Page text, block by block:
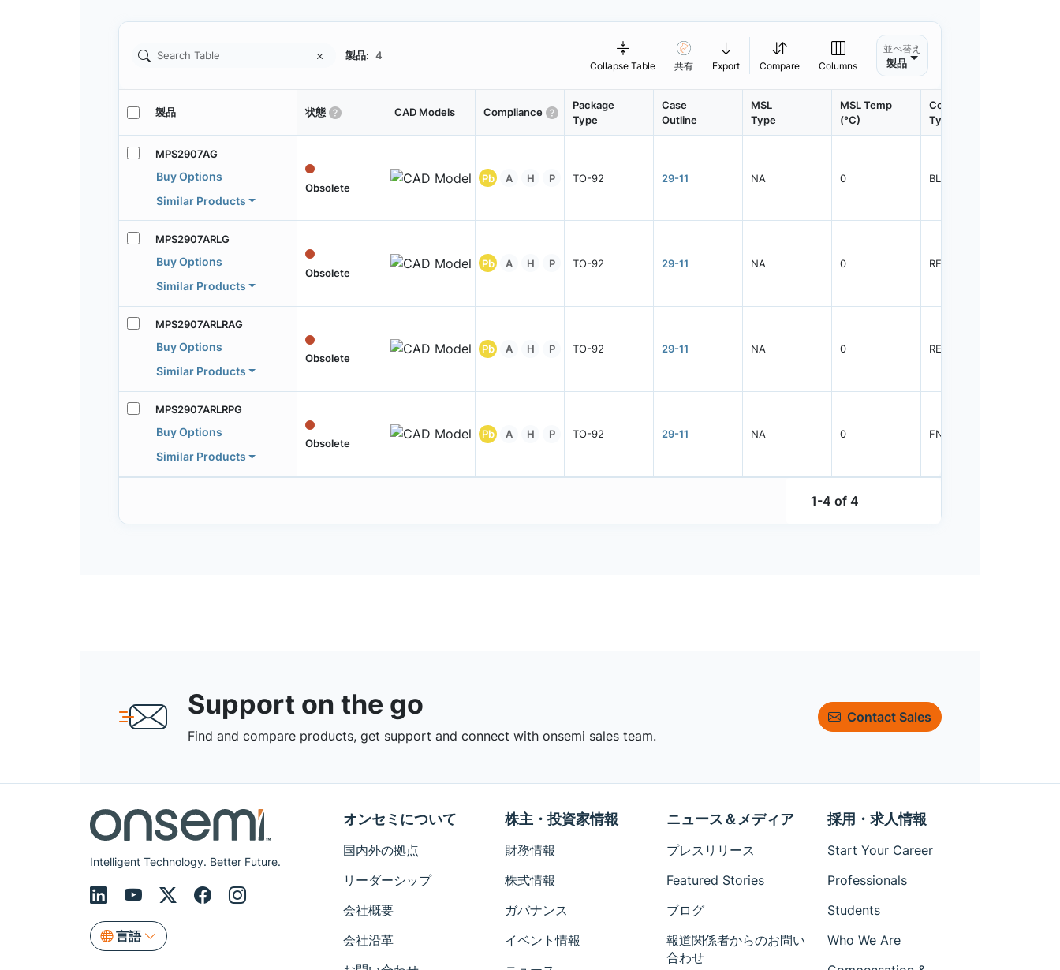
製品: 4
Collapse Table 共有 Export Compare Columns
並べ替え
製品
製品 状態 CAD Models Compliance
Package
Type
Case
Outline
MSL
Type
MSL Temp
(°C)
Container
Type
MPS2907AG
Buy Options
Similar Products
Obsolete
Pb A H P TO-92 29-11 NA 0 BLKBX
MPS2907ARLG
Buy Options
Similar Products
Obsolete
Pb A H P TO-92 29-11 NA 0 REEL
MPS2907ARLRAG
Buy Options
Similar Products
Obsolete
Pb A H P TO-92 29-11 NA 0 REEL
MPS2907ARLRPG
Buy Options
Similar Products
Obsolete
Pb A H P TO-92 29-11 NA 0 FNFLD
1-4 of 4
Support on the go
Find and compare products, get support and connect with onsemi sales team.
Contact Sales
Intelligent Technology. Better Future.
言語
オンセミについて
国内外の拠点
リーダーシップ
会社概要
会社沿革
株主・投資家情報
財務情報
株式情報
ガバナンス
イベント情報
ニュース＆メディア
プレスリリース
Featured Stories
ブログ
報道関係者からのお問い
合わせ
採用・求人情報
Start Your Career
Professionals
Students
Who We Are